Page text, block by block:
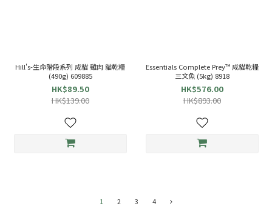
Hill's-生命階段系列 成貓 雞肉 貓乾糧
(490g) 609885
HK$89.50
HK$139.00
Essentials Complete Prey™ 成貓乾糧
三文魚 (5kg) 8918
HK$576.00
HK$893.00
1 2 3 4